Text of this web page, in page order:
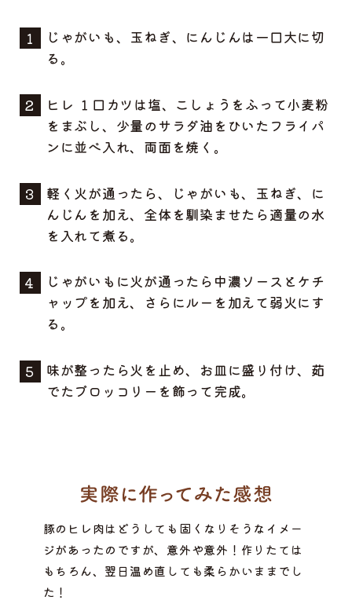
じゃがいも、玉ねぎ、にんじんは一口大に切
る。
ヒレ １口カツは塩、こしょうをふって小麦粉
をまぶし、少量のサラダ油をひいたフライパ
ンに並べ入れ、両面を焼く。
軽く火が通ったら、じゃがいも、玉ねぎ、に
んじんを加え、全体を馴染ませたら適量の水
を入れて煮る。
じゃがいもに火が通ったら中濃ソースとケチ
ャップを加え、さらにルーを加えて弱火にす
る。
味が整ったら火を止め、お皿に盛り付け、茹
でたブロッコリーを飾って完成。
豚のヒレ肉はどうしても固くなりそうなイメー
ジがあったのですが、意外や意外！作りたては
もちろん、翌日温め直しても柔らかいままでし
た！